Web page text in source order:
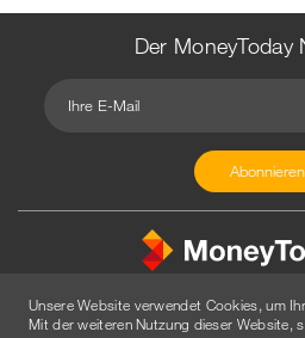
Der MoneyToday
Unsere Website verwendet Cookies, um
Mit der weiteren Nutzung dieser Website,